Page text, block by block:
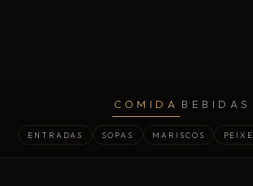
COMIDA BEBIDAS
ENTRADAS SOPAS MARISCOS PEIXE